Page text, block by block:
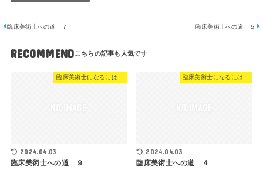
臨床美術士への道 ７ 臨床美術士への道 ５
RECOMMEND
臨床美術士になるには
2024.04.03
臨床美術士への道 ９
臨床美術士になるには
2024.04.03
臨床美術士への道 ４